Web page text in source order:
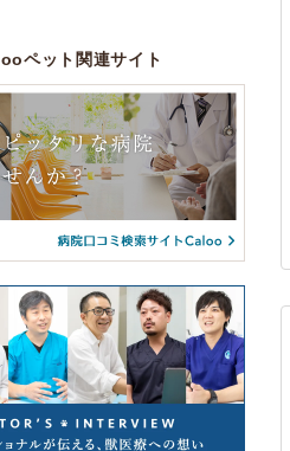
ペット関連サイト